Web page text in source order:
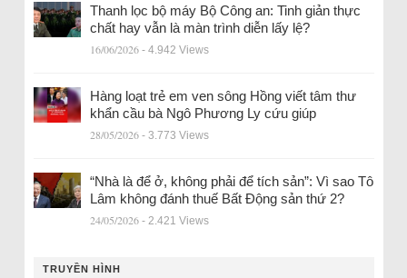
Thanh lọc bộ máy Bộ Công an: Tinh giản thực
chất hay vẫn là màn trình diễn lấy lệ?
16/06/2026 - 4.942 Views
Hàng loạt trẻ em ven sông Hồng viết tâm thư
khẩn cầu bà Ngô Phương Ly cứu giúp
28/05/2026 - 3.773 Views
“Nhà là để ở, không phải để tích sản”: Vì sao Tô
Lâm không đánh thuế Bất Động sản thứ 2?
24/05/2026 - 2.421 Views
TRUYỀN HÌNH